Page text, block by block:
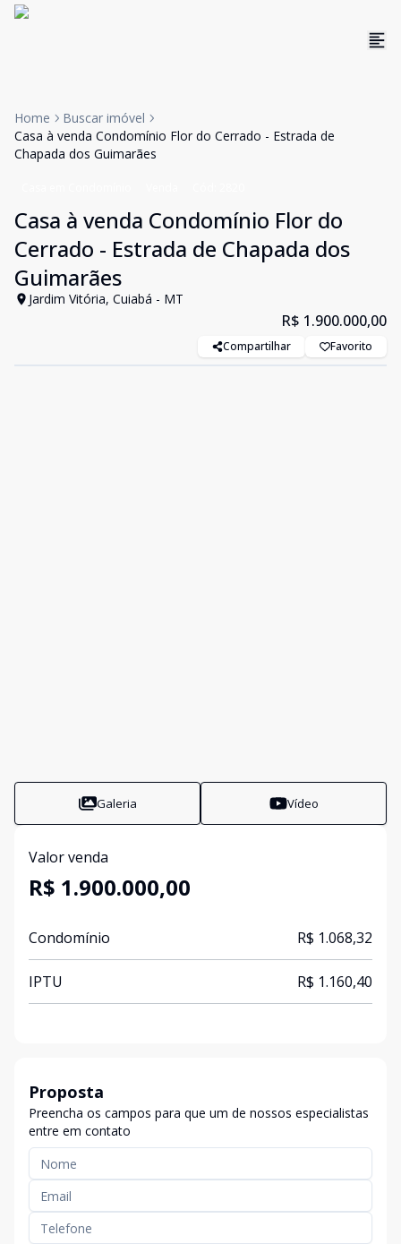
Home
Buscar imóvel
Casa à venda Condomínio Flor do Cerrado - Estrada de
Chapada dos Guimarães
Casa à venda Condomínio Flor do
Cerrado - Estrada de Chapada dos
Guimarães
Jardim Vitória, Cuiabá - MT
R$ 1.900.000,00
Compartilhar Favorito
Galeria Vídeo
Valor venda
R$ 1.900.000,00
Condomínio R$ 1.068,32
IPTU R$ 1.160,40
Proposta
Preencha os campos para que um de nossos especialistas
entre em contato